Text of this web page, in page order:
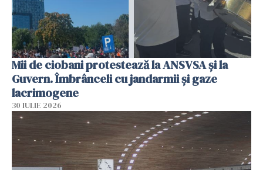
Mii de ciobani protestează la ANSVSA și la
Guvern. Îmbrânceli cu jandarmii și gaze
lacrimogene
30 IULIE 2026